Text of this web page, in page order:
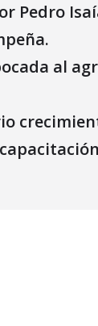
Pedro
al